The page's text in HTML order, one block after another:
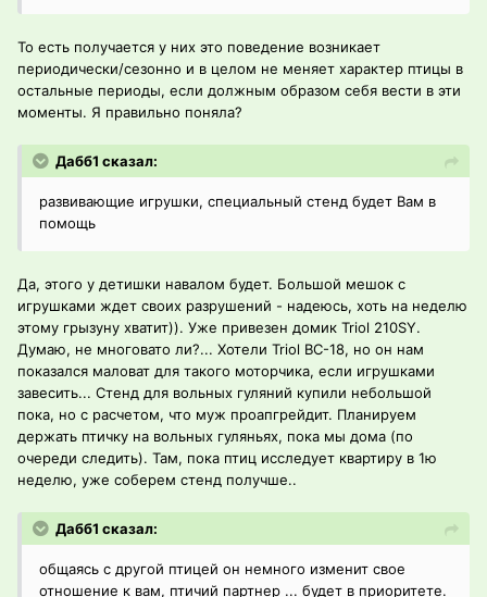
То есть получается у них это поведение возникает
периодически/сезонно и в целом не меняет характер птицы в
остальные периоды, если должным образом себя вести в эти
моменты. Я правильно поняла?
Дабб1 сказал:
развивающие игрушки, специальный стенд будет Вам в
помощь
Да, этого у детишки навалом будет. Большой мешок с
игрушками ждет своих разрушений - надеюсь, хоть на неделю
этому грызуну хватит)). Уже привезен домик Triol 210SY.
Думаю, не многовато ли?... Хотели Triol BC-18, но он нам
показался маловат для такого моторчика, если игрушками
завесить... Стенд для вольных гуляний купили небольшой
пока, но с расчетом, что муж проапгрейдит. Планируем
держать птичку на вольных гуляньях, пока мы дома (по
очереди следить). Там, пока птиц исследует квартиру в 1ю
неделю, уже соберем стенд получше..
Дабб1 сказал:
общаясь с другой птицей он немного изменит свое
отношение к вам, птичий партнер ... будет в приоритете.